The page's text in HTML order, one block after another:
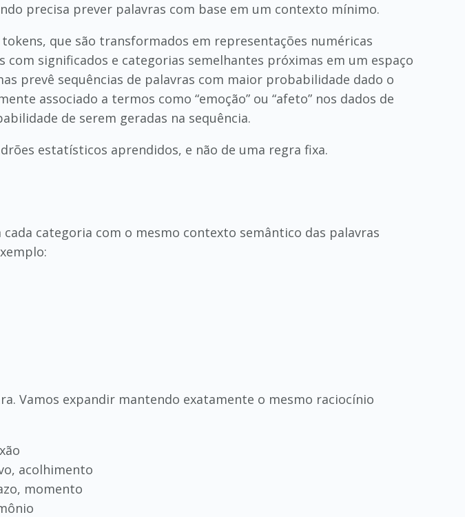
precisa prever palavras com base em um contexto mínimo.
que são transformados em representações numéricas
com significados e categorias semelhantes próximas em um espaço
prevê sequências de palavras com maior probabilidade dado o
associado a termos como “emoção” ou “afeto” nos dados de
de serem geradas na sequência.
estatísticos aprendidos, e não de uma regra fixa.
categoria com o mesmo contexto semântico das palavras
Vamos expandir mantendo exatamente o mesmo raciocínio
acolhimento
momento